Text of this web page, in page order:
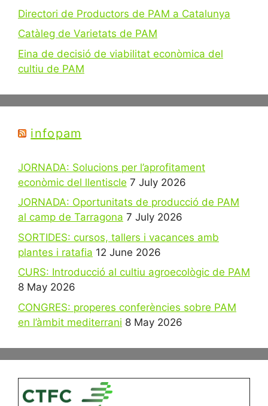
Directori de Productors de PAM a Catalunya
Catàleg de Varietats de PAM
Eina de decisió de viabilitat econòmica del
cultiu de PAM
infopam
JORNADA: Solucions per l’aprofitament
econòmic del llentiscle 7 July 2026
JORNADA: Oportunitats de producció de PAM
al camp de Tarragona 7 July 2026
SORTIDES: cursos, tallers i vacances amb
plantes i ratafia 12 June 2026
CURS: Introducció al cultiu agroecològic de PAM
8 May 2026
CONGRES: properes conferències sobre PAM
en l’àmbit mediterrani 8 May 2026